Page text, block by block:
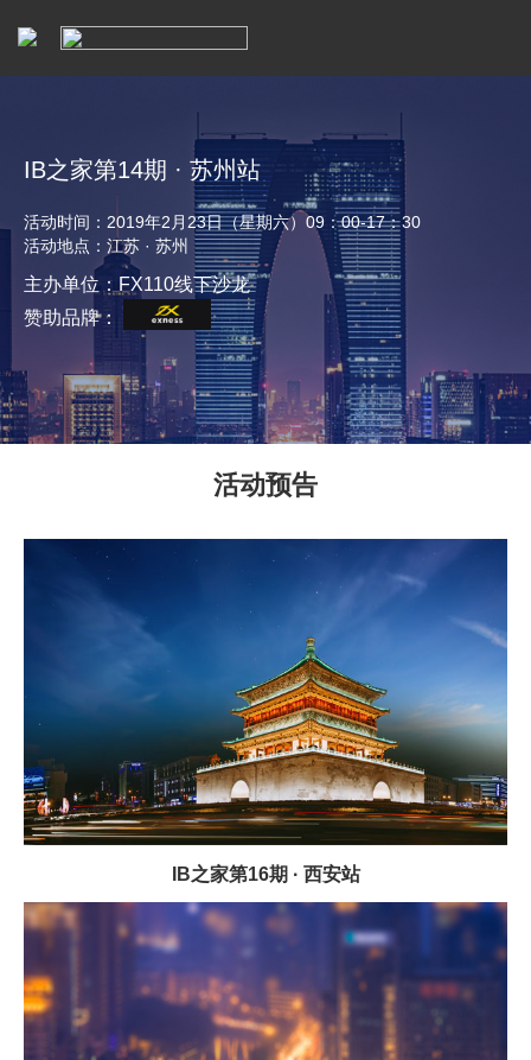
IB之家第14期 · 苏州站
活动时间：2019年2月23日（星期六）09：00-17：30
活动地点：江苏 · 苏州
主办单位：FX110线下沙龙
赞助品牌：
活动预告
IB之家第16期 · 西安站